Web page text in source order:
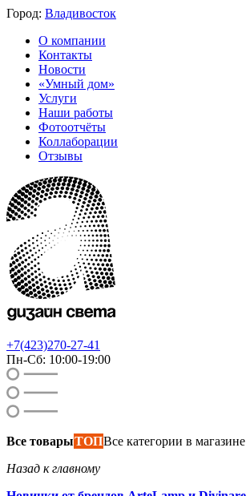
Город: Владивосток
О компании
Контакты
Новости
«Умный дом»
Услуги
Наши работы
Фотоотчёты
Коллаборации
Отзывы
+7(423)270-27-41
Пн-Сб: 10:00-19:00
Все товарыТОПВсе категории в магазине
Назад к главному